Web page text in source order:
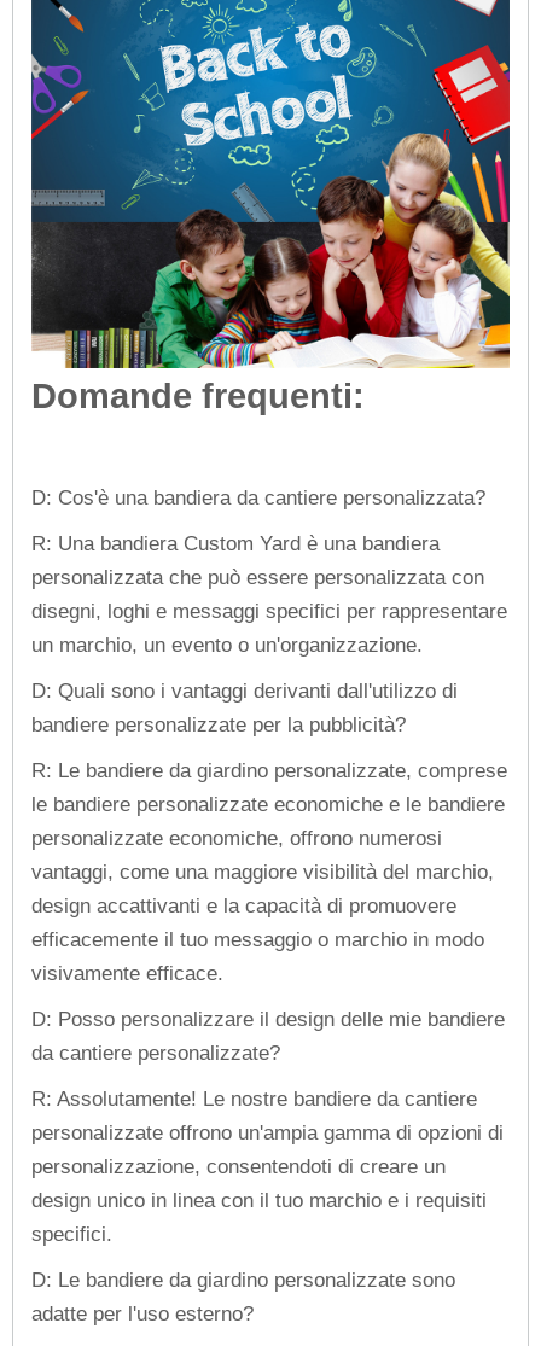
Domande frequenti:
D: Cos'è una bandiera da cantiere personalizzata?
R: Una bandiera Custom Yard è una bandiera
personalizzata che può essere personalizzata con
disegni, loghi e messaggi specifici per rappresentare
un marchio, un evento o un'organizzazione.
D: Quali sono i vantaggi derivanti dall'utilizzo di
bandiere personalizzate per la pubblicità?
R: Le bandiere da giardino personalizzate, comprese
le bandiere personalizzate economiche e le bandiere
personalizzate economiche, offrono numerosi
vantaggi, come una maggiore visibilità del marchio,
design accattivanti e la capacità di promuovere
efficacemente il tuo messaggio o marchio in modo
visivamente efficace.
D: Posso personalizzare il design delle mie bandiere
da cantiere personalizzate?
R: Assolutamente! Le nostre bandiere da cantiere
personalizzate offrono un'ampia gamma di opzioni di
personalizzazione, consentendoti di creare un
design unico in linea con il tuo marchio e i requisiti
specifici.
D: Le bandiere da giardino personalizzate sono
adatte per l'uso esterno?